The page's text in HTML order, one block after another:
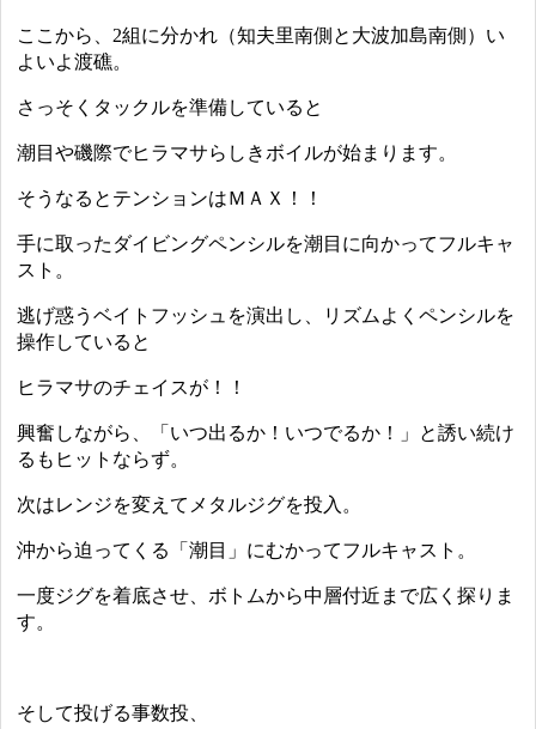
ここから、2組に分かれ（知夫里南側と大波加島南側）い
よいよ渡礁。
さっそくタックルを準備していると
潮目や磯際でヒラマサらしきボイルが始まります。
そうなるとテンションはＭＡＸ！！
手に取ったダイビングペンシルを潮目に向かってフルキャ
スト。
逃げ惑うベイトフッシュを演出し、リズムよくペンシルを
操作していると
ヒラマサのチェイスが！！
興奮しながら、「いつ出るか！いつでるか！」と誘い続け
るもヒットならず。
次はレンジを変えてメタルジグを投入。
沖から迫ってくる「潮目」にむかってフルキャスト。
一度ジグを着底させ、ボトムから中層付近まで広く探りま
す。
そして投げる事数投、